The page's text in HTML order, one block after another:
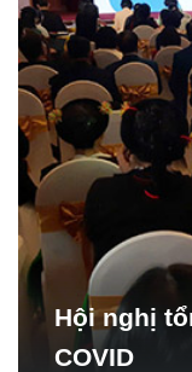
Hội nghị
COVID